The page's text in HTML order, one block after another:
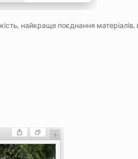
найкраще поєднання